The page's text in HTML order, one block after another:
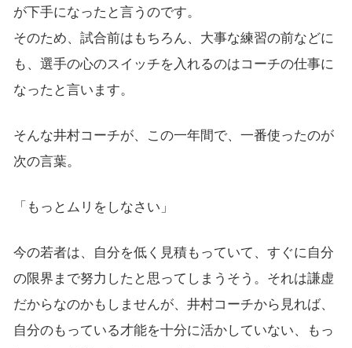
が下手になったと言うのです。
そのため、試合前はもちろん、大事な練習の前などに
も、選手の心のスイッチを入れるのはコーチの仕事に
なったと言います。
そんな井村コーチが、この一年間で、一番使ったのが
次の言葉。
「もっとムリをしなさい」
今の若者は、自分を低く見積もっていて、すぐに自分
の限界まで努力したと思ってしまうそう。それは謙虚
だからなのかもしませんが、井村コーチから見れば、
自分のもっている才能を十分に活かしていない、もっ